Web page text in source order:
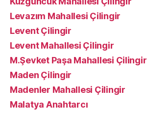
Levazım Mahallesi Çilingir
Levent Çilingir
Levent Mahallesi Çilingir
M.Şevket Paşa Mahallesi Çilingir
Maden Çilingir
Madenler Mahallesi Çilingir
Malatya Anahtarcı